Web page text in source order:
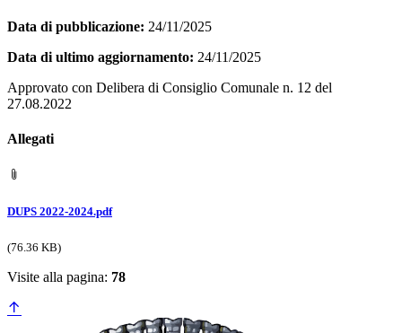
Data di pubblicazione: 24/11/2025
Data di ultimo aggiornamento: 24/11/2025
Approvato con Delibera di Consiglio Comunale n. 12 del
27.08.2022
Allegati
DUPS 2022-2024.pdf
(76.36 KB)
Visite alla pagina: 78